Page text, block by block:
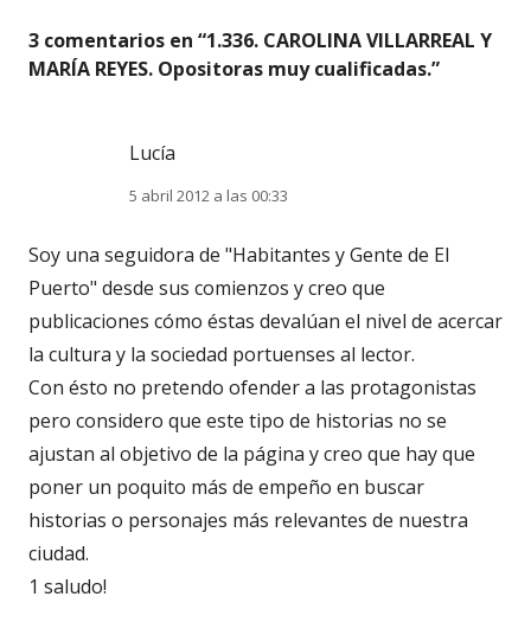
3 comentarios en “1.336. CAROLINA VILLARREAL Y
MARÍA REYES. Opositoras muy cualificadas.”
Lucía
5 abril 2012 a las 00:33
Soy una seguidora de "Habitantes y Gente de El
Puerto" desde sus comienzos y creo que
publicaciones cómo éstas devalúan el nivel de acercar
la cultura y la sociedad portuenses al lector.
Con ésto no pretendo ofender a las protagonistas
pero considero que este tipo de historias no se
ajustan al objetivo de la página y creo que hay que
poner un poquito más de empeño en buscar
historias o personajes más relevantes de nuestra
ciudad.
1 saludo!